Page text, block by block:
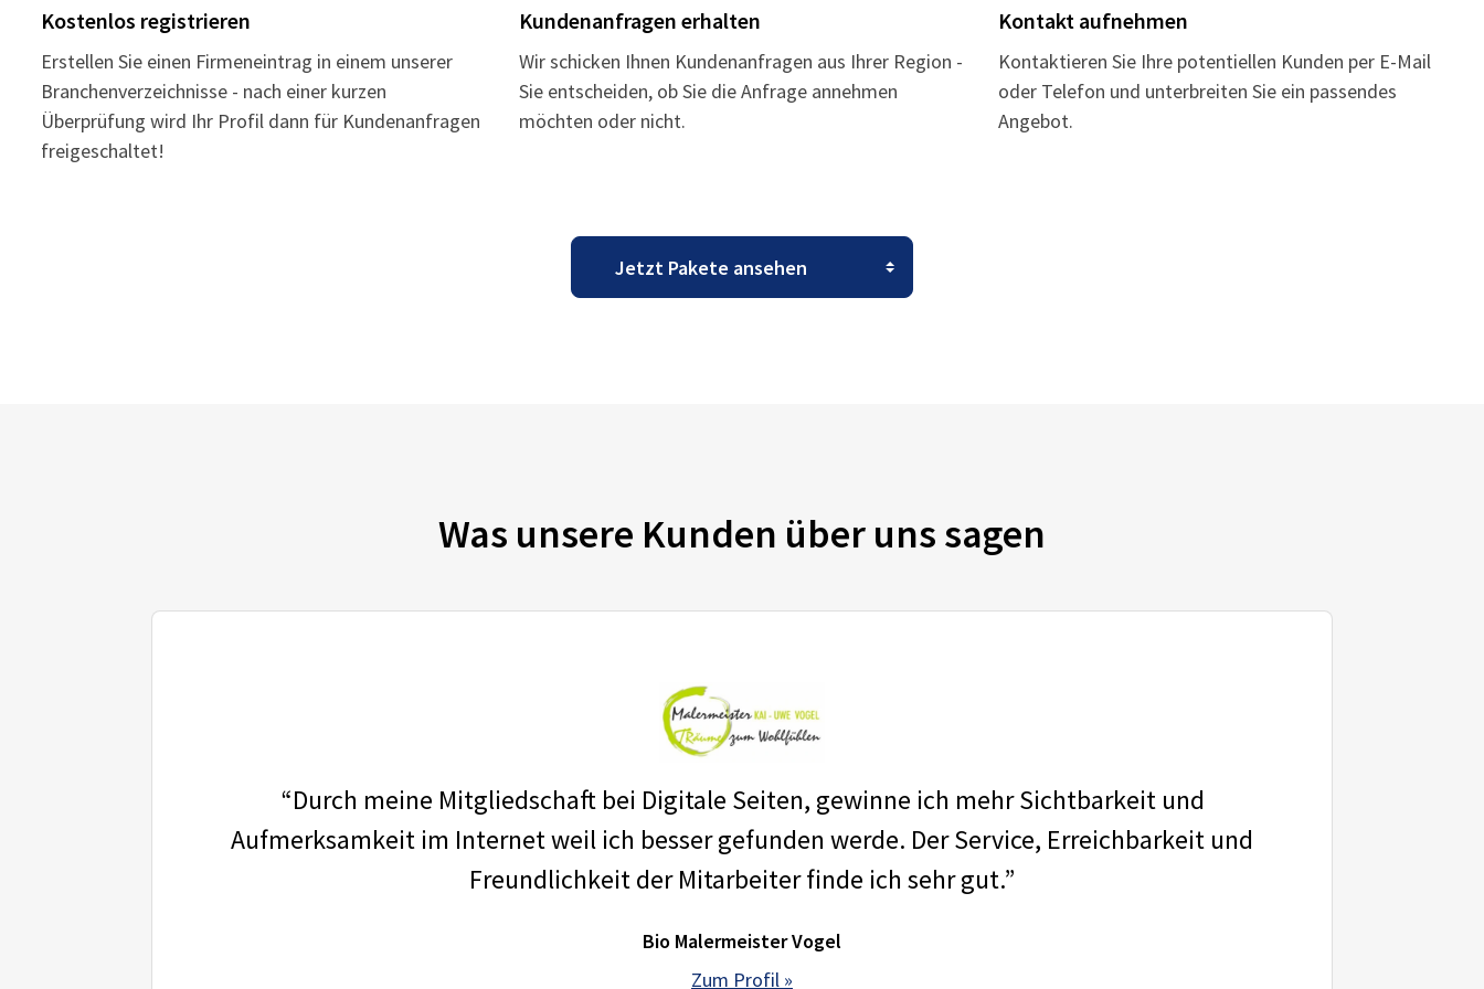
Kostenlos registrieren
Erstellen Sie einen Firmeneintrag in einem unserer
Branchenverzeichnisse - nach einer kurzen
Überprüfung wird Ihr Profil dann für Kundenanfragen
freigeschaltet!
Kundenanfragen erhalten
Wir schicken Ihnen Kundenanfragen aus Ihrer Region -
Sie entscheiden, ob Sie die Anfrage annehmen
möchten oder nicht.
Kontakt aufnehmen
Kontaktieren Sie Ihre potentiellen Kunden per E-Mail
oder Telefon und unterbreiten Sie ein passendes
Angebot.
Was unsere Kunden über uns sagen
“Durch meine Mitgliedschaft bei Digitale Seiten, gewinne ich mehr Sichtbarkeit und
Aufmerksamkeit im Internet weil ich besser gefunden werde. Der Service, Erreichbarkeit und
Freundlichkeit der Mitarbeiter finde ich sehr gut.”
Bio Malermeister Vogel
Zum Profil »